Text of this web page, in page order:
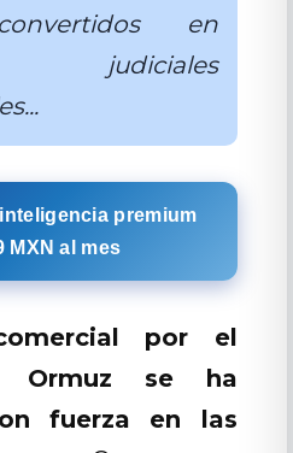
en
judiciales
premium
MXN al mes
por el
Ormuz se ha
fuerza en las